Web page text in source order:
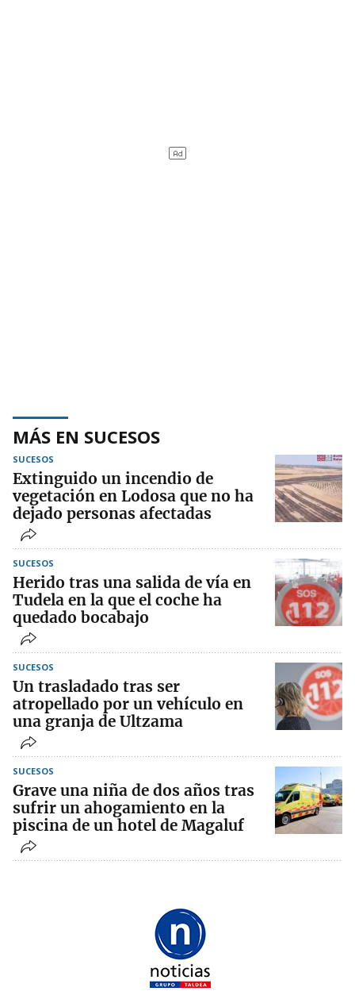
MÁS EN SUCESOS
SUCESOS
Extinguido un incendio de
vegetación en Lodosa que no ha
dejado personas afectadas
SUCESOS
Herido tras una salida de vía en
Tudela en la que el coche ha
quedado bocabajo
SUCESOS
Un trasladado tras ser
atropellado por un vehículo en
una granja de Ultzama
SUCESOS
Grave una niña de dos años tras
sufrir un ahogamiento en la
piscina de un hotel de Magaluf